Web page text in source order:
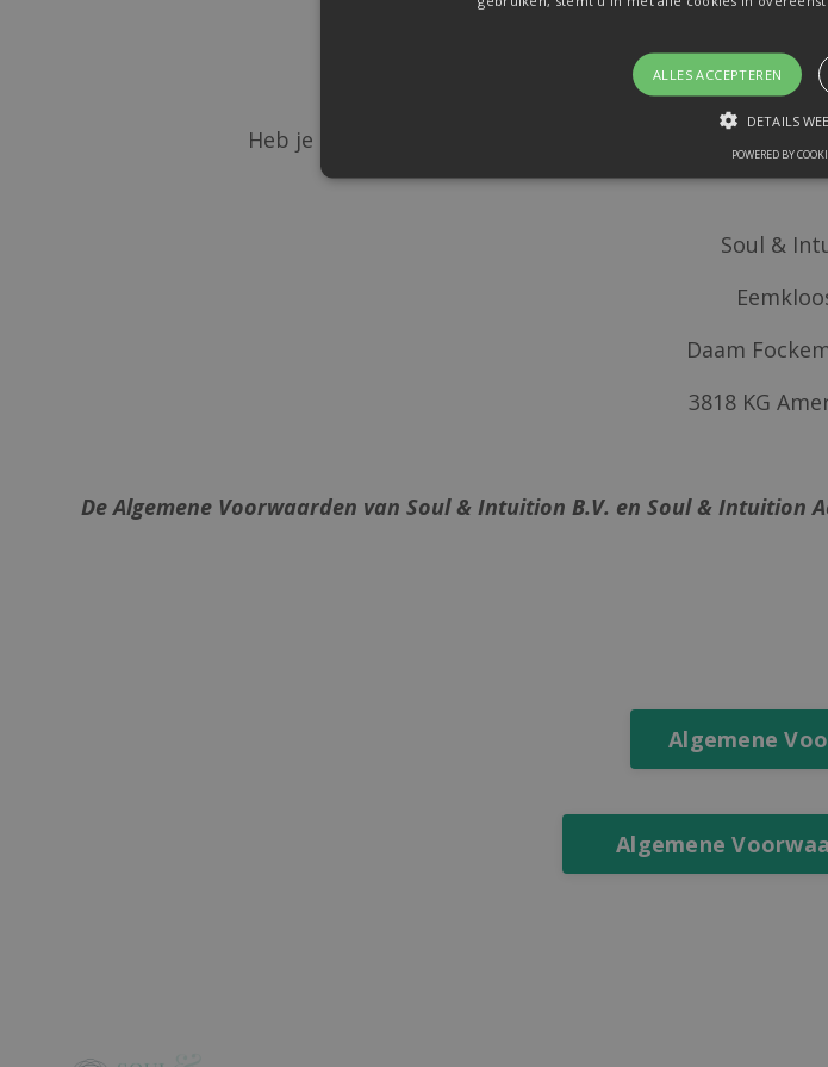
Hieronder kun je de algemene
Heb je nog een vraag over de algemene vorwaarden,
Soul &
Daam
3818 KG
De Algemene Voorwaarden van Soul & Intuition B.V. en Soul & Intuition
Algemene
Algemene
ALLES ACCEPTEREN
DETAILS
POWERED BY